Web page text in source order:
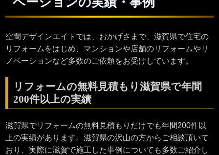
空間デザインエイトでは、おかげさまで、滋賀県で住宅の
リフォームをはじめ、マンションや店舗のリフォームやリ
ノベーションなど多数のご依頼をお受けしています。
リフォームの無料見積もり滋賀県で年間
200件以上の実績
滋賀県でリフォームの無料見積もりだけでも年間200件以
上の実績があります。滋賀県の沢山の方からご相談頂いて
おり、実際に滋賀で施工した事例についても多数ご紹介し